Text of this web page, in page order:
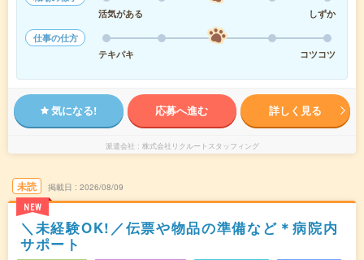
活気がある
しずか
仕事の仕方
テキパキ
コツコツ
気になる! 応募へ進む 詳しく見る
派遣会社 株式会社リクルートスタッフィング
未読
NEW
掲載日 2026/08/09
＼未経験OK!／伝票や物品の準備など＊病院内
サポート